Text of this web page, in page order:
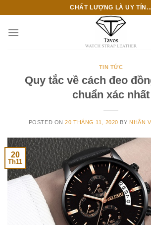
content
CHẤT LƯỢNG LÀ UY TÍN...
TIN TỨC
Quy tắc về cách đeo
chuẩn xác nhất
POSTED ON20 THÁNG 11, 2020 BY NHÂN
20
Th11